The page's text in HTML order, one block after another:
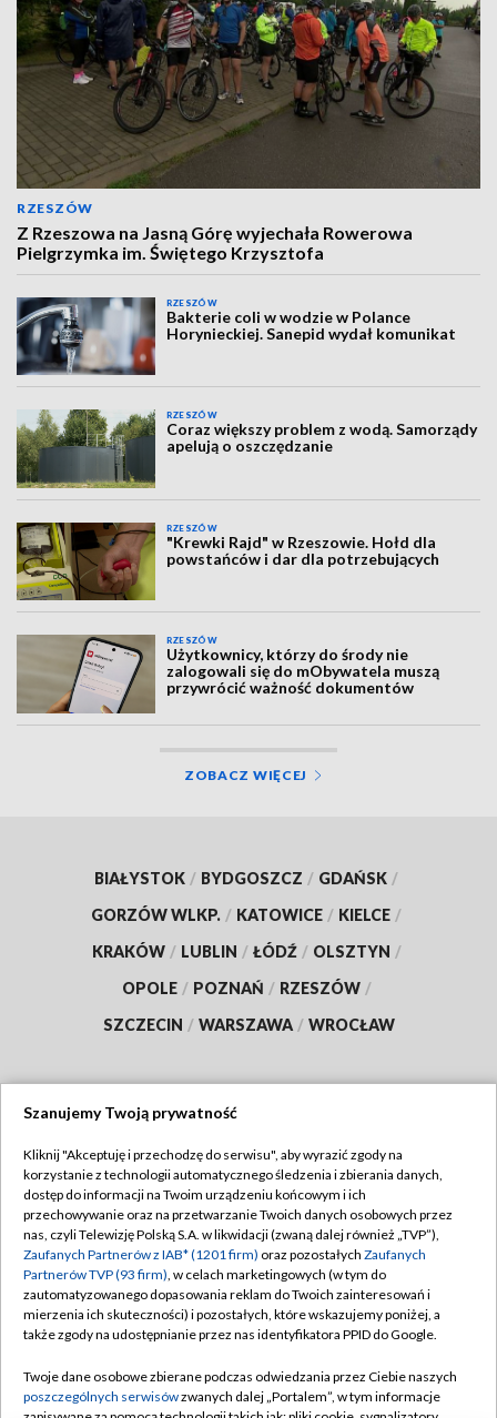
RZESZÓW
Z Rzeszowa na Jasną Górę wyjechała Rowerowa
Pielgrzymka im. Świętego Krzysztofa
RZESZÓW
Bakterie coli w wodzie w Polance
Horynieckiej. Sanepid wydał komunikat
RZESZÓW
Coraz większy problem z wodą. Samorządy
apelują o oszczędzanie
RZESZÓW
"Krewki Rajd" w Rzeszowie. Hołd dla
powstańców i dar dla potrzebujących
RZESZÓW
Użytkownicy, którzy do środy nie
zalogowali się do mObywatela muszą
przywrócić ważność dokumentów
ZOBACZ WIĘCEJ
BIAŁYSTOK / BYDGOSZCZ / GDAŃSK /
GORZÓW WLKP. / KATOWICE / KIELCE /
KRAKÓW / LUBLIN / ŁÓDŹ / OLSZTYN /
OPOLE / POZNAŃ / RZESZÓW /
SZCZECIN / WARSZAWA / WROCŁAW
TVP
Abonament TVP
Emisja w TVP
Centrum informacji TVP
Naziemna Telewizja Cyfrowa
Rada Programowa
Regulamin TVP
Polityka prywatności
Moje zgody
Pomoc
Kontakt
Szanujemy Twoją prywatność
Kliknij "Akceptuję i przechodzę do serwisu", aby wyrazić zgody na
korzystanie z technologii automatycznego śledzenia i zbierania danych,
dostęp do informacji na Twoim urządzeniu końcowym i ich
przechowywanie oraz na przetwarzanie Twoich danych osobowych przez
nas, czyli Telewizję Polską S.A. w likwidacji (zwaną dalej również „TVP”),
Zaufanych Partnerów z IAB* (1201 firm) oraz pozostałych Zaufanych
Partnerów TVP (93 firm), w celach marketingowych (w tym do
zautomatyzowanego dopasowania reklam do Twoich zainteresowań i
mierzenia ich skuteczności) i pozostałych, które wskazujemy poniżej, a
także zgody na udostępnianie przez nas identyfikatora PPID do Google.
Twoje dane osobowe zbierane podczas odwiedzania przez Ciebie naszych
poszczególnych serwisówzwanych dalej „Portalem”, w tym informacje